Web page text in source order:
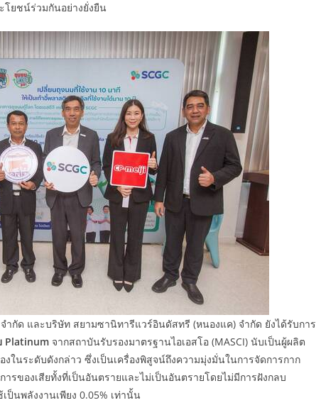
โยชน์ร่วมกันอย่างยั่งยืน
กัด และบริษัท สยามซานิทารีแวร์อินดัสทรี (หนองแค) จำกัด ยังได้รับการ
Platinum จากสถาบันรับรองมาตรฐานไอเอสโอ (MASCI) นับเป็นผู้ผลิต
ในระดับดังกล่าว ซึ่งเป็นเครื่องพิสูจน์ถึงความมุ่งมั่นในการจัดการกาก
รของเสียทั้งที่เป็นอันตรายและไม่เป็นอันตรายโดยไม่มีการฝังกลบ
ป็นพลังงานเพียง 0.05% เท่านั้น